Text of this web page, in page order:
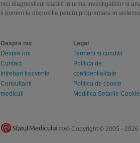
nici diagnosticul stabilit in urma investigatiilor si
ii punem la dispozitie pentru programare in
Despre noi
Despre noi
Contact
Intrebari frecvente
Consultanti
medicali
Legal
Termeni si conditii
Politica de
confidentialitate
Politica de cookie
Modifica Setarile Cookie
© Copyright © 2005 - 2026